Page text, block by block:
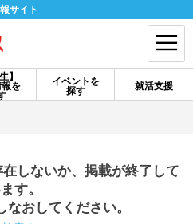
サイト
】
を
イベントを
探す
就活支援
ログイン
しないか、掲載が終了して
す。
おしてください。